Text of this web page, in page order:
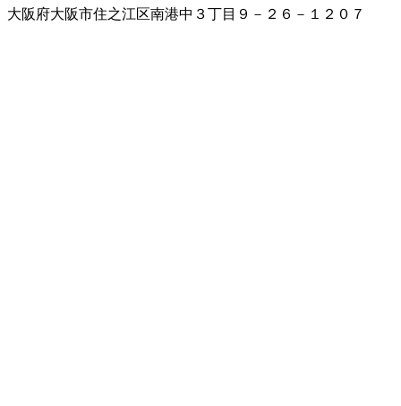
大阪府大阪市住之江区南港中３丁目９－２６－１２０７